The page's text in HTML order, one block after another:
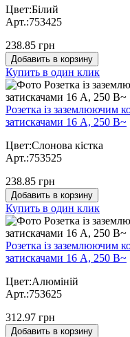
Цвет:Білий
Арт.:753425
238.85 грн
Добавить в корзину
Купить в один клик
Розетка із заземлюючим
затискачами 16 А, 250 В~
Цвет:Слонова кістка
Арт.:753525
238.85 грн
Добавить в корзину
Купить в один клик
Розетка із заземлюючим
затискачами 16 А, 250 В~
Цвет:Алюміній
Арт.:753625
312.97 грн
Добавить в корзину